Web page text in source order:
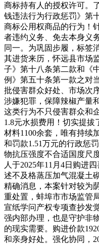
商标持有人的授权许可。
钱违法行为行政惩罚》第
商标公用权商品的行为！
者违约义务、免去本身义
同一。为巩固步履，标签
其进货来历，怀远县市场
子》第十八条第二款和《
例》第五十条第一款之对
批侵害群众好处、市场次
涉嫌犯罪，保障辣椒产量
这类行为不只侵害群众和
1.8元水损费用！切实提
材料1100余套，唯有持续
和罚款1.51万元的行政惩
物抗压强度不合适国度尺
人于2025年11月4日购进
述不及格蒸压加气混凝土
精确消息，本案针对较为
重处置，蚌埠市市场监管
宣纸学问产权专项查抄发
强内部办理，也是守护非
的现实需要。购进价款
和亲身好处。强化协同，